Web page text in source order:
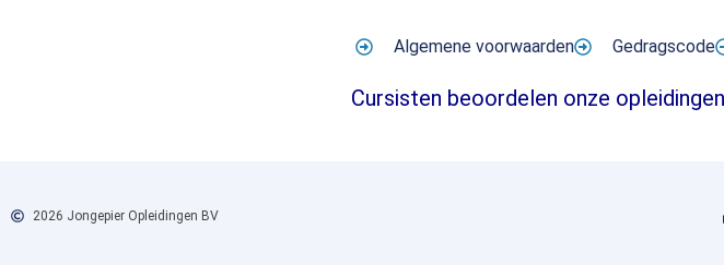
Algemene voorwaarden Gedragscode
Cursisten beoordelen onze
2026 Jongepier Opleidingen BV